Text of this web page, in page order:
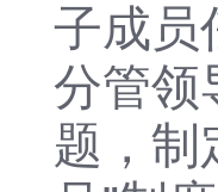
子成员
分管领
题，制